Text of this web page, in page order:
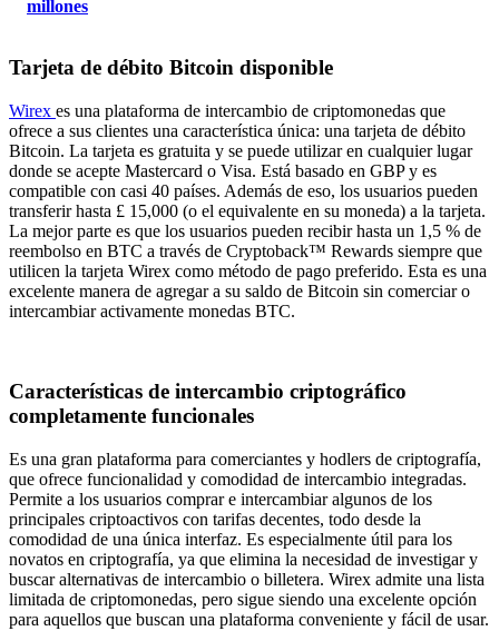
millones
Tarjeta de débito Bitcoin disponible
Wirex es una plataforma de intercambio de criptomonedas que
ofrece a sus clientes una característica única: una tarjeta de débito
Bitcoin. La tarjeta es gratuita y se puede utilizar en cualquier lugar
donde se acepte Mastercard o Visa. Está basado en GBP y es
compatible con casi 40 países. Además de eso, los usuarios pueden
transferir hasta £ 15,000 (o el equivalente en su moneda) a la tarjeta.
La mejor parte es que los usuarios pueden recibir hasta un 1,5 % de
reembolso en BTC a través de Cryptoback™ Rewards siempre que
utilicen la tarjeta Wirex como método de pago preferido. Esta es una
excelente manera de agregar a su saldo de Bitcoin sin comerciar o
intercambiar activamente monedas BTC.
Características de intercambio criptográfico
completamente funcionales
Es una gran plataforma para comerciantes y hodlers de criptografía,
que ofrece funcionalidad y comodidad de intercambio integradas.
Permite a los usuarios comprar e intercambiar algunos de los
principales criptoactivos con tarifas decentes, todo desde la
comodidad de una única interfaz. Es especialmente útil para los
novatos en criptografía, ya que elimina la necesidad de investigar y
buscar alternativas de intercambio o billetera. Wirex admite una lista
limitada de criptomonedas, pero sigue siendo una excelente opción
para aquellos que buscan una plataforma conveniente y fácil de usar.